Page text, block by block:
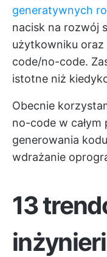
generatywnych
nacisk na rozwój
użytkowniku
code/no-code.
istotne niż
Obecnie
no-code w
generowania
wdrażanie
13